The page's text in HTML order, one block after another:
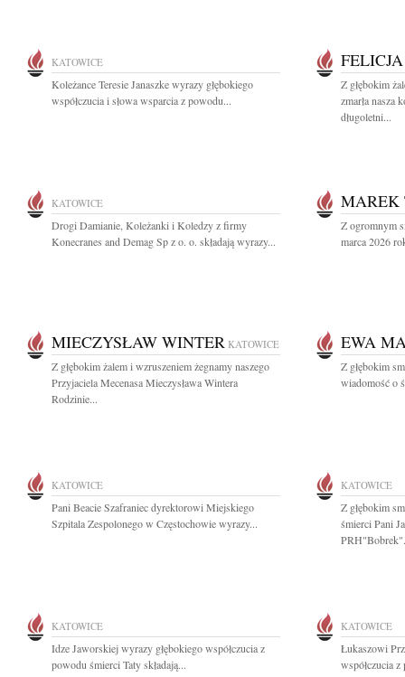
KATOWICE
Koleżance Teresie Janaszke wyrazy głębokiego
współczucia i słowa wsparcia z powodu...
Z głębokim
zmarła nasza
długoletni...
KATOWICE
Drogi Damianie, Koleżanki i Koledzy z firmy
Konecranes and Demag Sp z o. o. składają wyrazy...
MAREK
Z ogromnym
marca 2026
MIECZYSŁAW WINTER KATOWICE
Z głębokim żalem i wzruszeniem żegnamy naszego
Przyjaciela Mecenasa Mieczysława Wintera
Rodzinie...
EWA
Z głębokim
wiadomość o
KATOWICE
Pani Beacie Szafraniec dyrektorowi Miejskiego
Szpitala Zespolonego w Częstochowie wyrazy...
KATOWICE
Z głębokim
śmierci Pani
KATOWICE
Idze Jaworskiej wyrazy głębokiego współczucia z
powodu śmierci Taty składają...
KATOWICE
Łukaszowi
współczucia